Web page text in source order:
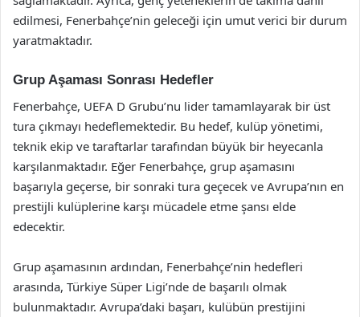
edilmesi, Fenerbahçe’nin geleceği için umut verici bir durum
yaratmaktadır.
Grup Aşaması Sonrası Hedefler
Fenerbahçe, UEFA D Grubu’nu lider tamamlayarak bir üst
tura çıkmayı hedeflemektedir. Bu hedef, kulüp yönetimi,
teknik ekip ve taraftarlar tarafından büyük bir heyecanla
karşılanmaktadır. Eğer Fenerbahçe, grup aşamasını
başarıyla geçerse, bir sonraki tura geçecek ve Avrupa’nın en
prestijli kulüplerine karşı mücadele etme şansı elde
edecektir.
Grup aşamasının ardından, Fenerbahçe’nin hedefleri
arasında, Türkiye Süper Ligi’nde de başarılı olmak
bulunmaktadır. Avrupa’daki başarı, kulübün prestijini